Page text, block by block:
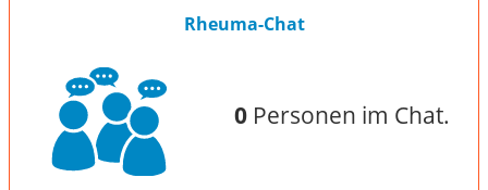
Rheuma-Chat
0Personen im Chat.